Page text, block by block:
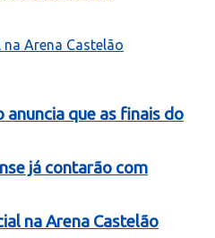
anuncia que as finais do
já contarão com
na Arena Castelão